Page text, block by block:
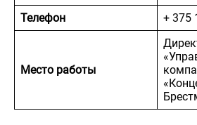
Телефон
+ 375
Место работы